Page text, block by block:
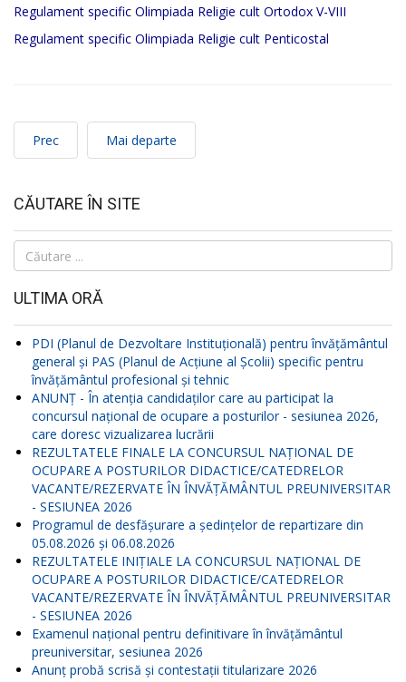
Regulament specific Olimpiada Religie cult Ortodox V-VIII
Regulament specific Olimpiada Religie cult Penticostal
Prec Mai departe
CĂUTARE ÎN SITE
Căutare
...
ULTIMA ORĂ
PDI (Planul de Dezvoltare Instituțională) pentru învățământul
general și PAS (Planul de Acțiune al Școlii) specific pentru
învățământul profesional și tehnic
ANUNŢ - În atenția candidaților care au participat la
concursul național de ocupare a posturilor - sesiunea 2026,
care doresc vizualizarea lucrării
REZULTATELE FINALE LA CONCURSUL NAŢIONAL DE
OCUPARE A POSTURILOR DIDACTICE/CATEDRELOR
VACANTE/REZERVATE ÎN ÎNVĂŢĂMÂNTUL PREUNIVERSITAR
- SESIUNEA 2026
Programul de desfășurare a ședințelor de repartizare din
05.08.2026 și 06.08.2026
REZULTATELE INIŢIALE LA CONCURSUL NAŢIONAL DE
OCUPARE A POSTURILOR DIDACTICE/CATEDRELOR
VACANTE/REZERVATE ÎN ÎNVĂŢĂMÂNTUL PREUNIVERSITAR
- SESIUNEA 2026
Examenul național pentru definitivare în învățământul
preuniversitar, sesiunea 2026
Anunț probă scrisă și contestații titularizare 2026